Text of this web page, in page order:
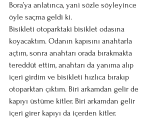
Bora’ya anlatınca, yani sözle söyleyince
öyle saçma geldi ki.
Bisikleti otoparktaki bisiklet odasına
koyacaktım. Odanın kapısını anahtarla
açtım, sonra anahtarı orada bırakmakta
tereddüt ettim, anahtarı da yanıma alıp
içeri girdim ve bisikleti hızlıca bırakıp
otoparktan çıktım. Biri arkamdan gelir de
kapıyı üstüme kitler. Biri arkamdan gelir
içeri girer kapıyı da içerden kitler.